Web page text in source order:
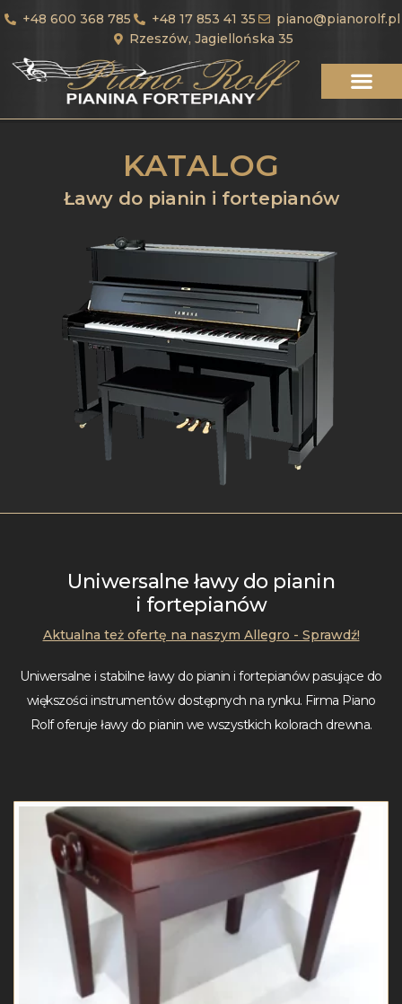
+48 600 368 785 +48 17 853 41 35
piano@pianorolf.pl
Rzeszów, Jagiellońska 35
KATALOG
Ławy do pianin i fortepianów
Uniwersalne ławy do pianin
i fortepianów
Aktualna też ofertę na naszym Allegro - Sprawdź!
Uniwersalne i stabilne ławy do pianin i fortepianów pasujące do
większości instrumentów dostępnych na rynku. Firma Piano
Rolf oferuje ławy do pianin we wszystkich kolorach drewna.